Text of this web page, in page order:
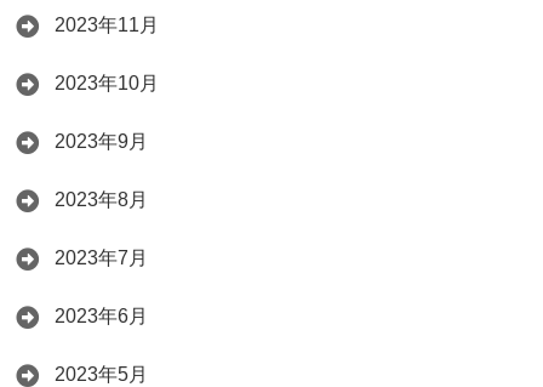
2023年11月
2023年10月
2023年9月
2023年8月
2023年7月
2023年6月
2023年5月